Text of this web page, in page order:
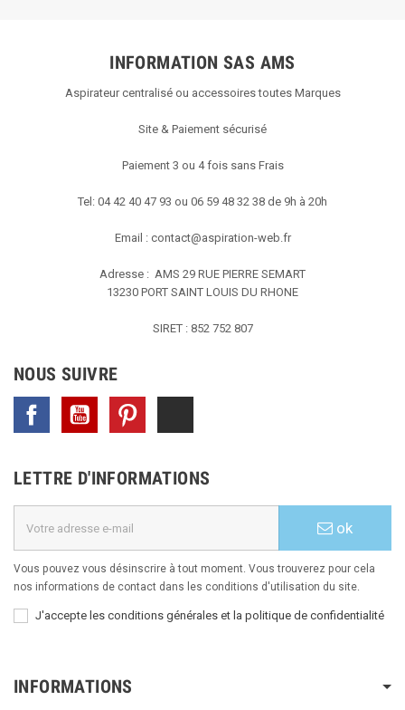
INFORMATION SAS AMS
Aspirateur centralisé ou accessoires toutes Marques
Site & Paiement sécurisé
Paiement 3 ou 4 fois sans Frais
Tel: 04 42 40 47 93 ou 06 59 48 32 38 de 9h à 20h
Email : contact@aspiration-web.fr
Adresse : AMS 29 RUE PIERRE SEMART
13230 PORT SAINT LOUIS DU RHONE
SIRET : 852 752 807
NOUS SUIVRE
Facebook YouTube
LETTRE D'INFORMATIONS
ok
Vous pouvez vous désinscrire à tout moment. Vous trouverez pour cela
nos informations de contact dans les conditions d'utilisation du site.
J'accepte les conditions générales et la politique de confidentialité
INFORMATIONS